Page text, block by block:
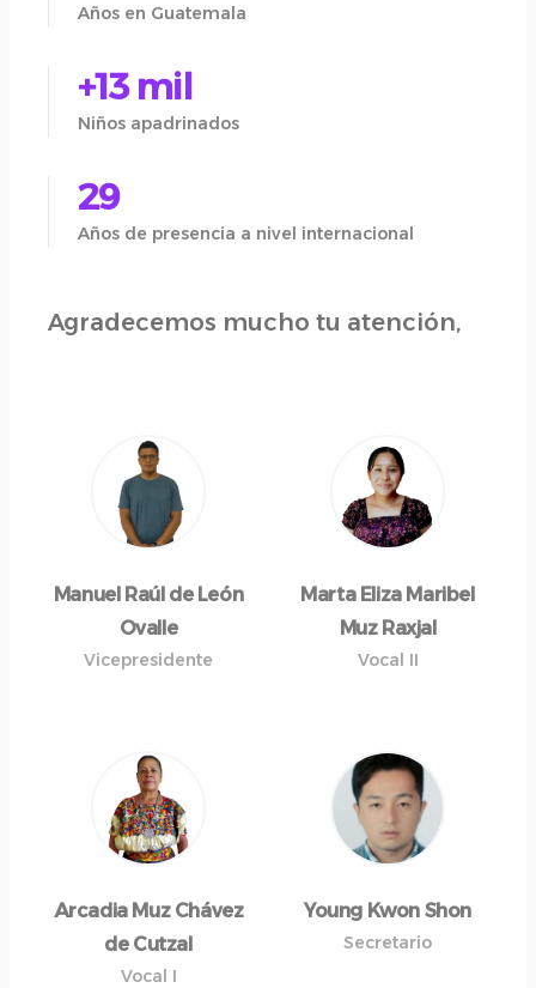
Años en Guatemala
Niños apadrinados
+13 mil
Años de presencia a nivel internacional
29
Agradecemos mucho tu atención,
Manuel Raúl de León
Ovalle
Vicepresidente
Marta Eliza Maribel
Muz Raxjal
Vocal II
Arcadia Muz Chávez
de Cutzal
Vocal I
Young Kwon Shon
Secretario